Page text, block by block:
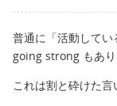
普通に「活動して
going strong もあり
これは割と砕けた言